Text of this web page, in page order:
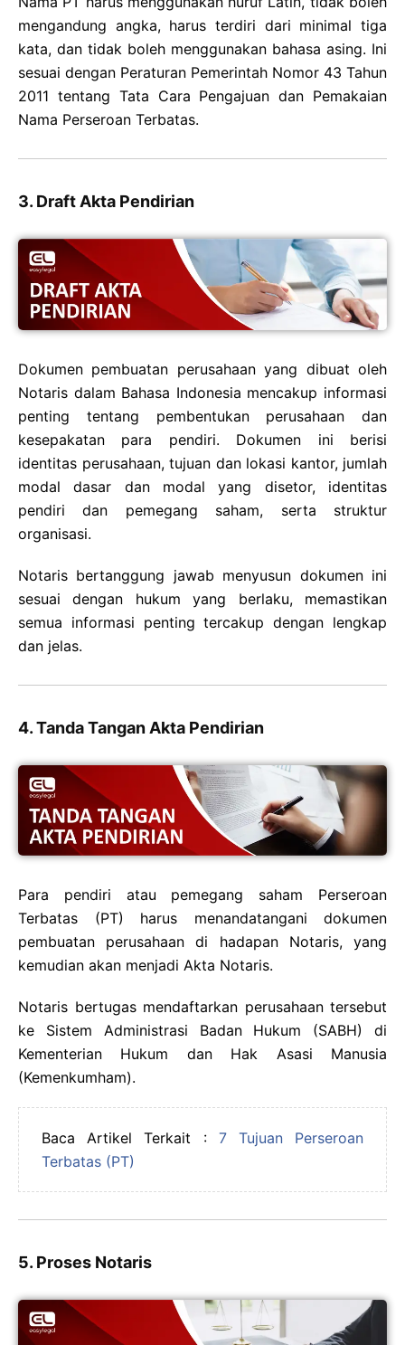
mengandung angka, harus terdiri dari minimal tiga
kata, dan tidak boleh menggunakan bahasa asing. Ini
sesuai dengan Peraturan Pemerintah Nomor 43 Tahun
2011 tentang Tata Cara Pengajuan dan Pemakaian
Nama Perseroan Terbatas.
3. Draft Akta Pendirian
Dokumen pembuatan perusahaan yang dibuat oleh
Notaris dalam Bahasa Indonesia mencakup informasi
penting tentang pembentukan perusahaan dan
kesepakatan para pendiri. Dokumen ini berisi
identitas perusahaan, tujuan dan lokasi kantor, jumlah
modal dasar dan modal yang disetor, identitas
pendiri dan pemegang saham, serta struktur
organisasi.
Notaris bertanggung jawab menyusun dokumen ini
sesuai dengan hukum yang berlaku, memastikan
semua informasi penting tercakup dengan lengkap
dan jelas.
4. Tanda Tangan Akta Pendirian
Para pendiri atau pemegang saham Perseroan
Terbatas (PT) harus menandatangani dokumen
pembuatan perusahaan di hadapan Notaris, yang
kemudian akan menjadi Akta Notaris.
Notaris bertugas mendaftarkan perusahaan tersebut
ke Sistem Administrasi Badan Hukum (SABH) di
Kementerian Hukum dan Hak Asasi Manusia
(Kemenkumham).
Baca Artikel Terkait : 7 Tujuan Perseroan
Terbatas (PT)
5. Proses Notaris